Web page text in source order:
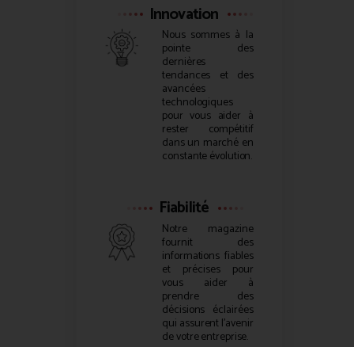
Innovation
Nous sommes à la
pointe des
dernières
tendances et des
avancées
technologiques
pour vous aider à
rester compétitif
dans un marché en
constante évolution.
Fiabilité
Notre magazine
fournit des
informations fiables
et précises pour
vous aider à
prendre des
décisions éclairées
qui assurent l’avenir
de votre entreprise.